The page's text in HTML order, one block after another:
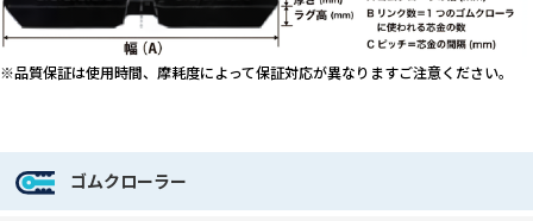
※品質保証は使用時間、摩耗度によって保証対応が異なりますご注意ください。
ゴムクローラー